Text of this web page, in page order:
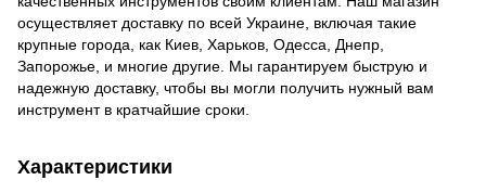
осуществляет доставку по всей Украине, включая такие
крупные города, как Киев, Харьков, Одесса, Днепр,
Запорожье, и многие другие. Мы гарантируем быструю и
надежную доставку, чтобы вы могли получить нужный вам
инструмент в кратчайшие сроки.
Характеристики